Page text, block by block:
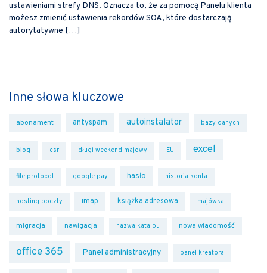
ustawieniami strefy DNS. Oznacza to, że za pomocą Panelu klienta
możesz zmienić ustawienia rekordów SOA, które dostarczają
autorytatywne […]
Inne słowa kluczowe
abonament antyspam autoinstalator bazy danych
blog csr długi weekend majowy EU excel
file protocol google pay hasło historia konta
hosting poczty imap książka adresowa majówka
migracja nawigacja nazwa katalou nowa wiadomość
office 365 Panel administracyjny panel kreatora